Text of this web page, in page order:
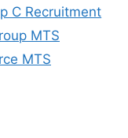
C Recruitment
MTS
MTS